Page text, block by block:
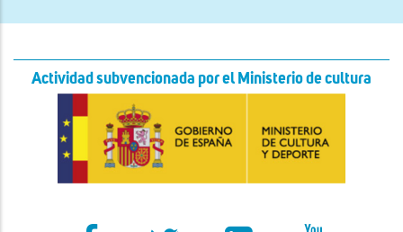
Actividad subvencionada por el Ministerio de cultura